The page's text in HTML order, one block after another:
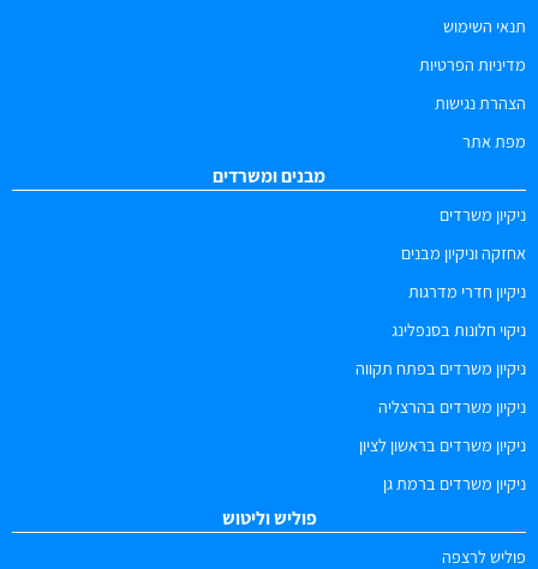
תנאי השימוש
מדיניות הפרטיות
הצהרת נגישות
מפת אתר
מבנים ומשרדים
ניקיון משרדים
אחזקה וניקיון מבנים
ניקיון חדרי מדרגות
ניקוי חלונות בסנפלינג
ניקיון משרדים בפתח תקווה
ניקיון משרדים בהרצליה
ניקיון משרדים בראשון לציון
ניקיון משרדים ברמת גן
פוליש וליטוש
פוליש לרצפה